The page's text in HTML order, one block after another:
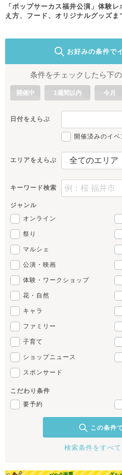
「ポップサーカス福井公演」体験
え方、フード、オリジナルグッズま
お好みの条件で
条件をチェックしたら下
開催中 1週間以内 今月
日付をえらぶ
開催済みのイ
エリアをえらぶ
キーワード検索
ジャンル
オンライン
祭り
マルシェ
公演・映画
体験・ワークショップ
花・自然
キャラ
ファミリー
子育て
ショップニュース
スポンサード
こだわり条件
要予約
この条件
検索条件をすべ